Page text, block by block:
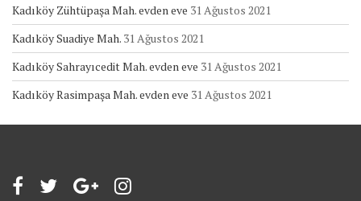
Kadıköy Zühtüpaşa Mah. evden eve 31 Ağustos 2021
Kadıköy Suadiye Mah. 31 Ağustos 2021
Kadıköy Sahrayıcedit Mah. evden eve 31 Ağustos 2021
Kadıköy Rasimpaşa Mah. evden eve 31 Ağustos 2021